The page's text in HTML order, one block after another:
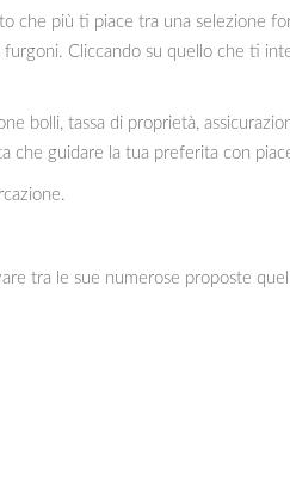
che più ti piace tra una selezione
Cliccando su quello che ti
bolli, tassa di proprietà,
che guidare la tua preferita con
tra le sue numerose proposte